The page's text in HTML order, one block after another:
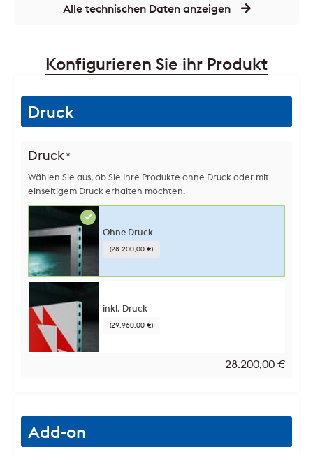
Alle technischen Daten anzeigen
Konfigurieren Sie ihr Produkt
Druck
Druck*
Wählen Sie aus, ob Sie Ihre Produkte ohne Druck oder mit
einseitigem Druck erhalten möchten.
Ohne Druck
(28.200,00 €)
inkl. Druck
(29.960,00 €)
28.200,00 €
Add-on